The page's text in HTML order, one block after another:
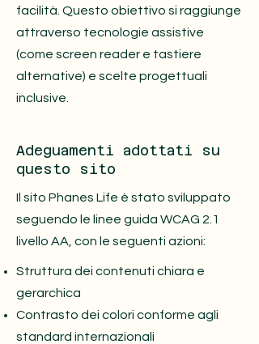
facilità. Questo obiettivo si raggiunge
attraverso tecnologie assistive
(come screen reader e tastiere
alternative) e scelte progettuali
inclusive.
Adeguamenti adottati su
questo sito
Il sito Phanes Life è stato sviluppato
seguendo le linee guida WCAG 2.1
livello AA, con le seguenti azioni:
Struttura dei contenuti chiara e
gerarchica
Contrasto dei colori conforme agli
standard internazionali